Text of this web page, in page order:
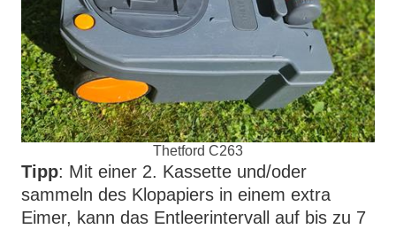
Thetford C263
Tipp: Mit einer 2. Kassette und/oder
sammeln des Klopapiers in einem extra
Eimer, kann das Entleerintervall auf bis zu 7